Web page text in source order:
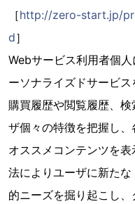
［http://zero-start.jp/
d］
Webサービス利用者個
ーソナライズドサービス
購買履歴や閲覧履歴、
ザ個々の特徴を把握し
オススメコンテンツを
法によりユーザに新た
的ニーズを掘り起こし